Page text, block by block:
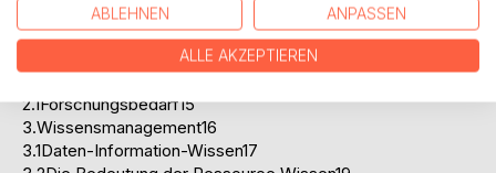
Vorwort9
Einleitung10
2.1Forschungsbedarf15
3.Wissensmanagement16
3.1Daten-Information-Wissen17
ABLEHNEN ANPASSEN
ALLE AKZEPTIEREN